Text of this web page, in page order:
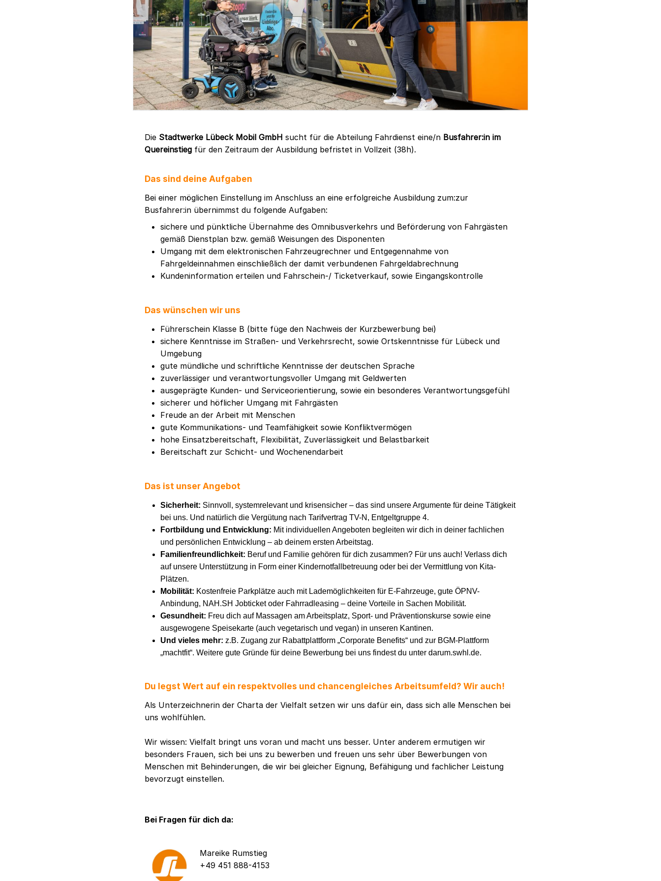
Die Stadtwerke Lübeck Mobil GmbH sucht für die Abteilung Fahrdienst eine/n Busfahrer:in im
Quereinstieg für den Zeitraum der Ausbildung befristet in Vollzeit (38h).
Das sind deine Aufgaben
Bei einer möglichen Einstellung im Anschluss an eine erfolgreiche Ausbildung zum:zur
Busfahrer:in übernimmst du folgende Aufgaben:
sichere und pünktliche Übernahme des Omnibusverkehrs und Beförderung von Fahrgästen
gemäß Dienstplan bzw. gemäß Weisungen des Disponenten
Umgang mit dem elektronischen Fahrzeugrechner und Entgegennahme von
Fahrgeldeinnahmen einschließlich der damit verbundenen Fahrgeldabrechnung
Kundeninformation erteilen und Fahrschein-/ Ticketverkauf, sowie Eingangskontrolle
Das wünschen wir uns
Führerschein Klasse B (bitte füge den Nachweis der Kurzbewerbung bei)
sichere Kenntnisse im Straßen- und Verkehrsrecht, sowie Ortskenntnisse für Lübeck und
Umgebung
gute mündliche und schriftliche Kenntnisse der deutschen Sprache
zuverlässiger und verantwortungsvoller Umgang mit Geldwerten
ausgeprägte Kunden- und Serviceorientierung, sowie ein besonderes Verantwortungsgefühl
sicherer und höflicher Umgang mit Fahrgästen
Freude an der Arbeit mit Menschen
gute Kommunikations- und Teamfähigkeit sowie Konfliktvermögen
hohe Einsatzbereitschaft, Flexibilität, Zuverlässigkeit und Belastbarkeit
Bereitschaft zur Schicht- und Wochenendarbeit
Das ist unser Angebot
Sicherheit: Sinnvoll, systemrelevant und krisensicher – das sind unsere Argumente für deine Tätigkeit
bei uns. Und natürlich die Vergütung nach Tarifvertrag TV-N, Entgeltgruppe 4.
Fortbildung und Entwicklung: Mit individuellen Angeboten begleiten wir dich in deiner fachlichen
und persönlichen Entwicklung – ab deinem ersten Arbeitstag.
Familienfreundlichkeit: Beruf und Familie gehören für dich zusammen? Für uns auch! Verlass dich
auf unsere Unterstützung in Form einer Kindernotfallbetreuung oder bei der Vermittlung von Kita-
Plätzen.
Mobilität: Kostenfreie Parkplätze auch mit Lademöglichkeiten für E-Fahrzeuge, gute ÖPNV-
Anbindung, NAH.SH Jobticket oder Fahrradleasing – deine Vorteile in Sachen Mobilität.
Gesundheit: Freu dich auf Massagen am Arbeitsplatz, Sport- und Präventionskurse sowie eine
ausgewogene Speisekarte (auch vegetarisch und vegan) in unseren Kantinen.
Und vieles mehr: z.B. Zugang zur Rabattplattform „Corporate Benefits“ und zur BGM-Plattform
„machtfit“. Weitere gute Gründe für deine Bewerbung bei uns findest du unter darum.swhl.de.
Du legst Wert auf ein respektvolles und chancengleiches Arbeitsumfeld? Wir auch!
Als Unterzeichnerin der Charta der Vielfalt setzen wir uns dafür ein, dass sich alle Menschen bei
uns wohlfühlen.
Wir wissen: Vielfalt bringt uns voran und macht uns besser. Unter anderem ermutigen wir
besonders Frauen, sich bei uns zu bewerben und freuen uns sehr über Bewerbungen von
Menschen mit Behinderungen, die wir bei gleicher Eignung, Befähigung und fachlicher Leistung
bevorzugt einstellen.
Bei Fragen für dich da:
Mareike Rumstieg
+49 451 888-4153